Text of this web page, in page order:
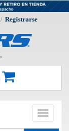
/ Registrarse
Toggle